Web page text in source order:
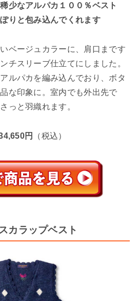
少なアルパカ１００％ベスト
りと包み込んでくれます
ベージュカラーに、肩口まです
チスリーブ仕立てにしました。
ルパカを編み込んでおり、ボタ
な印象に。室内でも外出先で
っと羽織れます。
円 （税込）
カラップベスト